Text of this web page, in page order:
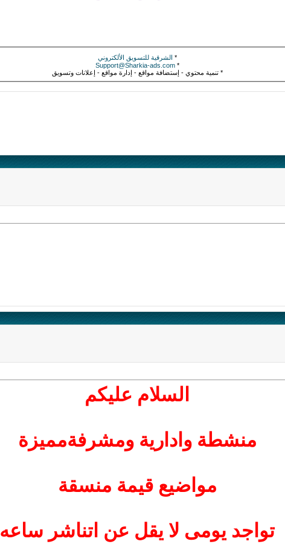
* الشرقية للتسويق الألكتروني
*
Support@Sharkia-ads.com
* تنمية محتوي - إستضافة مواقع - إدارة مواقع - إعلانات وتسويق
السلام عليكم
منشطة وادارية ومشرفةمميزة
مواضيع قيمة منسقة
تواجد يومى لا يقل عن اتناشر ساعه